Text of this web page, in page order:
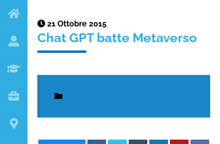
21 Ottobre 2015
Chat GPT batte Metaverso